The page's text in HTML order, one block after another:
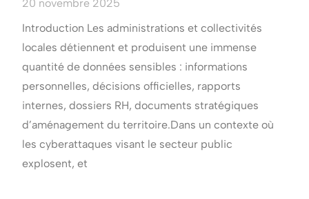
20 novembre 2025
Introduction Les administrations et collectivités
locales détiennent et produisent une immense
quantité de données sensibles : informations
personnelles, décisions officielles, rapports
internes, dossiers RH, documents stratégiques
d’aménagement du territoire.Dans un contexte où
les cyberattaques visant le secteur public
explosent, et